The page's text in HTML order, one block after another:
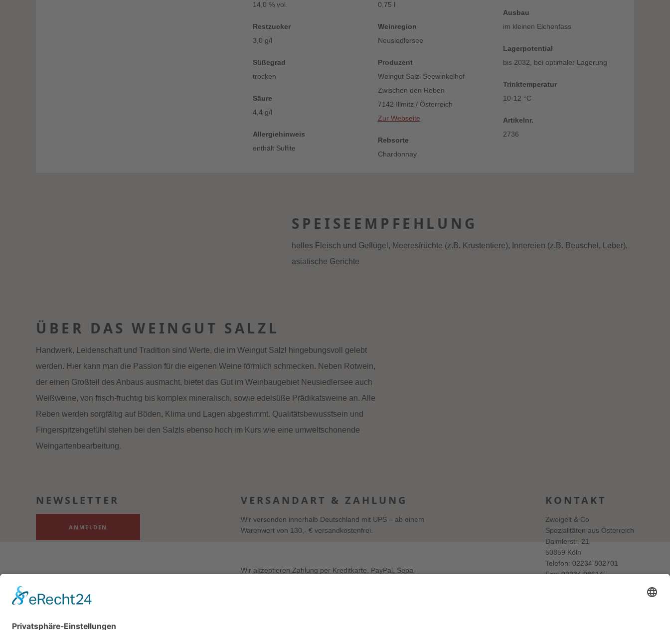
14,0 % vol.
Restzucker
3,0 g/l
Süßegrad
trocken
Säure
4,4 g/l
Allergiehinweis
enthält Sulfite
0,75 l
Weinregion
Neusiedlersee
Produzent
Weingut Salzl Seewinkelhof
Zwischen den Reben
7142 Illmitz / Österreich
Zur Webseite
Rebsorte
Chardonnay
Ausbau
im kleinen Eichenfass
Lagerpotential
bis 2032, bei optimaler Lagerung
Trinktemperatur
10-12 °C
Artikelnr.
2736
SPEISEEMPFEHLUNG
helles Fleisch und Geflügel, Meeresfrüchte (z.B. Krustentiere), Innereien (z.B. Beuschel, Leber),
asiatische Gerichte
ÜBER DAS WEINGUT SALZL
Handwerk, Leidenschaft und Tradition sind Werte, die im Weingut Salzl hingebungsvoll gelebt
werden. Hier kann man die Passion für die eigenen Weine förmlich schmecken. Neben Rotwein,
der einen Großteil des Anbaus ausmacht, bietet das Gut im Weinbaugebiet Neusiedlersee auch
Weißweine, von frisch-fruchtig bis komplex mineralisch, sowie edelsüße Prädikatsweine an. Alle
Reben werden sorgfältig auf Böden, Klima und Lagen abgestimmt. Qualitätsbewusstsein und
Fingerspitzengefühl stehen bei den Salzls ebenso hoch im Kurs wie eine umweltschonende
Weingartenbearbeitung.
NEWSLETTER
ANMELDEN
VERSANDART & ZAHLUNG
Wir versenden innerhalb Deutschland mit UPS – ab einem
Warenwert von 130,- € versandkostenfrei.
Wir akzeptieren Zahlung per Kreditkarte, PayPal, Sepa-
KONTAKT
Zweigelt & Co
Spezialitäten aus Österreich
Daimlerstr. 21
50859 Köln
Telefon: 02234 802701
Fax: 02234 986145